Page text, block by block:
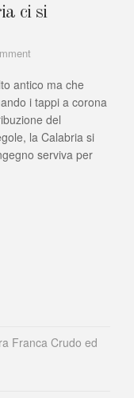
ci si
gioco
dei
tappi:
in
ci
antico ma che
i tappi a corona
del
la Calabria si
serviva per
Franca Crudo ed